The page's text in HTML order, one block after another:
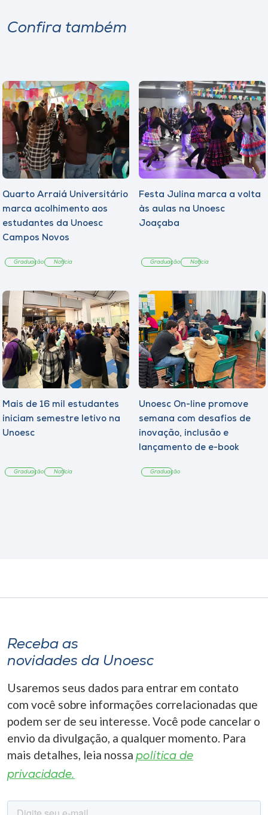
Confira também
Quarto Arraiá Universitário
marca acolhimento aos
estudantes da Unoesc
Campos Novos
Graduação Notícia
Festa Julina marca a volta
às aulas na Unoesc
Joaçaba
Graduação Notícia
Mais de 16 mil estudantes
iniciam semestre letivo na
Unoesc
Graduação Notícia
Unoesc On-line promove
semana com desafios de
inovação, inclusão e
lançamento de e-book
Graduação
Receba as
novidades da Unoesc
Usaremos seus dados para entrar em contato
com você sobre informações correlacionadas que
podem ser de seu interesse. Você pode cancelar o
envio da divulgação, a qualquer momento. Para
mais detalhes, leia nossa política de
privacidade.